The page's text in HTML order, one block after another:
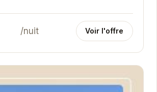
au cœur d'Agde, à proximité des...
/nuit Voir l'offre